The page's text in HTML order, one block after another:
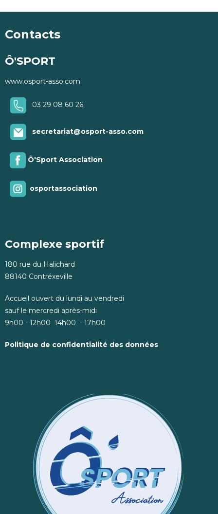
Contacts
Ô'SPORT
www.osport-asso.com
03 29 08 60 26
secretariat@osport-asso.com
Ô'Sport Association
osportassociation
Complexe sportif
180 rue du Halichard
88140 Contréxeville
Accueil ouvert du lundi au vendredi
sauf le mercredi après-midi
9h00 - 12h00 14h00 - 17h00
Politique de confidentialité des données